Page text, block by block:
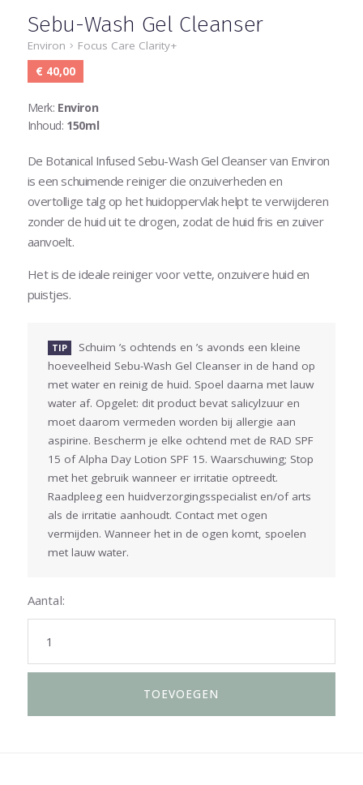
Sebu-Wash Gel Cleanser
Environ
Focus Care Clarity+
€ 40,00
Merk: Environ
Inhoud: 150ml
De Botanical Infused Sebu-Wash Gel Cleanser van Environ
is een schuimende reiniger die onzuiverheden en
overtollige talg op het huidoppervlak helpt te verwijderen
zonder de huid uit te drogen, zodat de huid fris en zuiver
aanvoelt.
Het is de ideale reiniger voor vette, onzuivere huid en
puistjes.
TIP
Schuim ’s ochtends en ’s avonds een kleine
hoeveelheid Sebu-Wash Gel Cleanser in de hand op
met water en reinig de huid. Spoel daarna met lauw
water af. Opgelet: dit product bevat salicylzuur en
moet daarom vermeden worden bij allergie aan
aspirine. Bescherm je elke ochtend met de RAD SPF
15 of Alpha Day Lotion SPF 15. Waarschuwing; Stop
met het gebruik wanneer er irritatie optreedt.
Raadpleeg een huidverzorgingsspecialist en/of arts
als de irritatie aanhoudt. Contact met ogen
vermijden. Wanneer het in de ogen komt, spoelen
met lauw water.
Aantal: